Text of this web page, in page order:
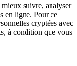
suivre, analyser
en ligne. Pour ce
cryptées avec
à condition que vous